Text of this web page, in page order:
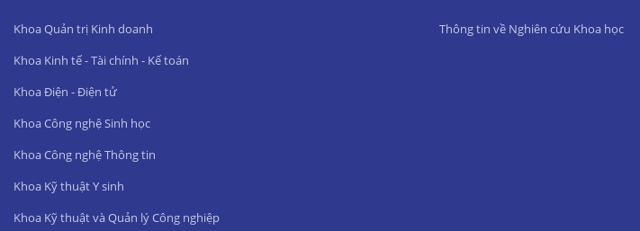
Khoa Quản trị Kinh doanh
Khoa Kinh tế - Tài chính - Kế toán
Khoa Điện - Điện tử
Khoa Công nghệ Sinh học
Khoa Công nghệ Thông tin
Khoa Kỹ thuật Y sinh
Khoa Kỹ thuật và Quản lý Công nghiệp
Thông tin về Nghiên cứu Khoa học